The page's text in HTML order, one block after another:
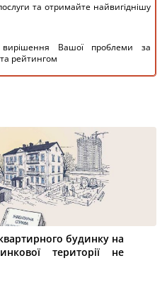
та отримайте найвигіднішу
Вашої проблеми за
рейтингом
будинку на
території не